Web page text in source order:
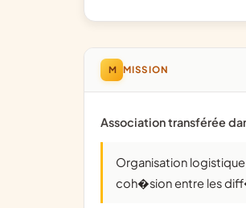
M MISSION
Association transférée
organisation logistique de concours, manifestations �questres, sportives ou culturelles par la
coh�sion entre les